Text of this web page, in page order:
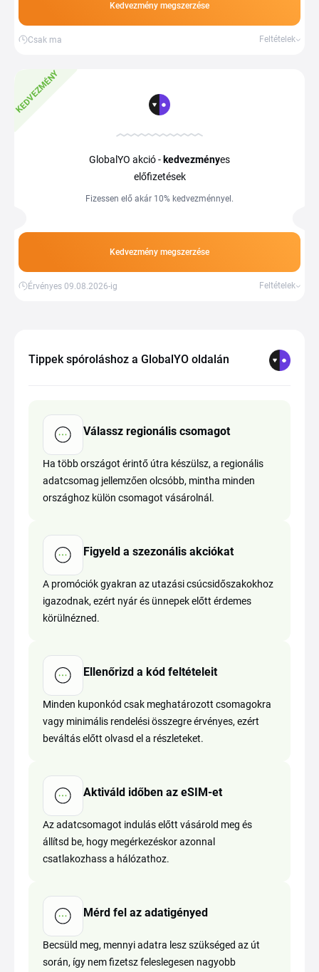
Kedvezmény megszerzése
Csak ma Feltételek
KEDVEZMÉNY
GlobalYO akció - kedvezményes
előfizetések
Fizessen elő akár 10% kedvezménnyel.
Kedvezmény megszerzése
Érvényes 09.08.2026-ig Feltételek
Tippek spóroláshoz a GlobalYO oldalán
Válassz regionális csomagot
Ha több országot érintő útra készülsz, a regionális
adatcsomag jellemzően olcsóbb, mintha minden
országhoz külön csomagot vásárolnál.
Figyeld a szezonális akciókat
A promóciók gyakran az utazási csúcsidőszakokhoz
igazodnak, ezért nyár és ünnepek előtt érdemes
körülnézned.
Ellenőrizd a kód feltételeit
Minden kuponkód csak meghatározott csomagokra
vagy minimális rendelési összegre érvényes, ezért
beváltás előtt olvasd el a részleteket.
Aktiváld időben az eSIM-et
Az adatcsomagot indulás előtt vásárold meg és
állítsd be, hogy megérkezéskor azonnal
csatlakozhass a hálózathoz.
Mérd fel az adatigényed
Becsüld meg, mennyi adatra lesz szükséged az út
során, így nem fizetsz feleslegesen nagyobb